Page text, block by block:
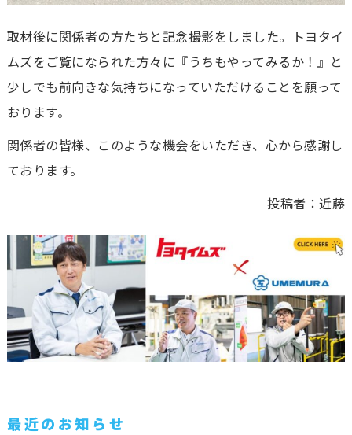
取材後に関係者の方たちと記念撮影をしました。トヨタイ
ムズをご覧になられた方々に『うちもやってみるか！』と
少しでも前向きな気持ちになっていただけることを願って
おります。
関係者の皆様、このような機会をいただき、心から感謝し
ております。
投稿者：近藤
最近のお知らせ